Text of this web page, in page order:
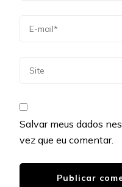
Salvar meus dados
vez que eu comentar.